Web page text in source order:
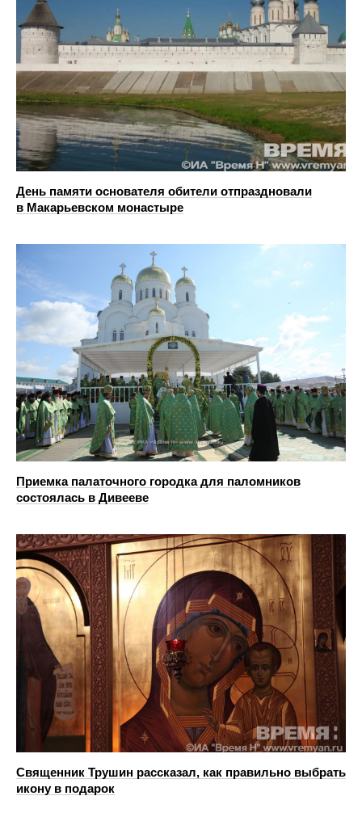
День памяти основателя обители отпраздновали
в Макарьевском монастыре
Приемка палаточного городка для паломников
состоялась в Дивееве
Священник Трушин рассказал, как правильно выбрать
икону в подарок